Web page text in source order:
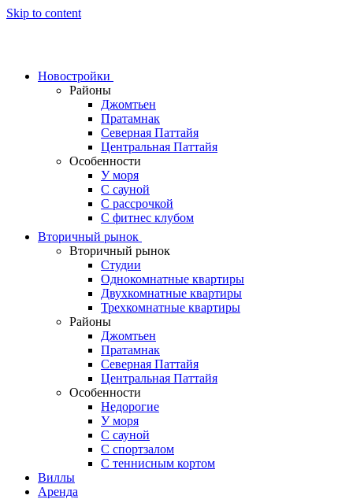
Skip to content
Новостройки
Районы
Джомтьен
Пратамнак
Северная Паттайя
Центральная Паттайя
Особенности
У моря
С сауной
С рассрочкой
С фитнес клубом
Вторичный рынок
Вторичный рынок
Студии
Однокомнатные квартиры
Двухкомнатные квартиры
Трехкомнатные квартиры
Районы
Джомтьен
Пратамнак
Северная Паттайя
Центральная Паттайя
Особенности
Недорогие
У моря
С сауной
С спортзалом
С теннисным кортом
Виллы
Аренда